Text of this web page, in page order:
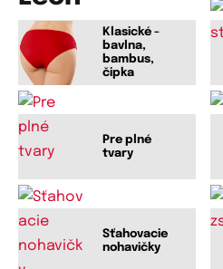
Klasické -
bavlna,
bambus,
čipka
Pre plné
tvary
Sťahovacie
nohavičky